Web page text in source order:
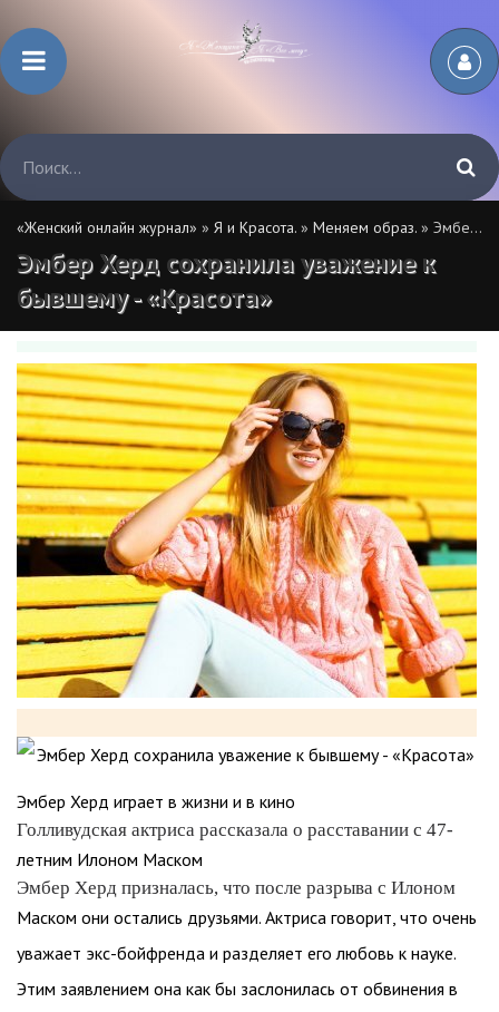
«Женский онлайн журнал» » Я и Красота. » Меняем образ. » Эмбер Херд сохранила уважение к бывшему - «Красота»
Эмбер Херд сохранила уважение к
бывшему - «Красота»
Эмбер Херд играет в жизни и в кино
Голливудская актриса рассказала о расставании с 47-
летним Илоном Маском
Эмбер Херд призналась, что после разрыва с Илоном
Маском они остались друзьями. Актриса говорит, что очень
уважает экс-бойфренда и разделяет его любовь к науке.
Этим заявлением она как бы заслонилась от обвинения в